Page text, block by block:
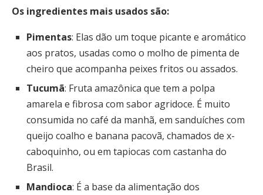
Os ingredientes mais usados são:
Pimentas: Elas dão um toque picante e aromático
aos pratos, usadas como o molho de pimenta de
cheiro que acompanha peixes fritos ou assados.
Tucumã: Fruta amazônica que tem a polpa
amarela e fibrosa com sabor agridoce. É muito
consumida no café da manhã, em sanduíches com
queijo coalho e banana pacovã, chamados de x-
caboquinho, ou em tapiocas com castanha do
Brasil.
Mandioca: É a base da alimentação dos